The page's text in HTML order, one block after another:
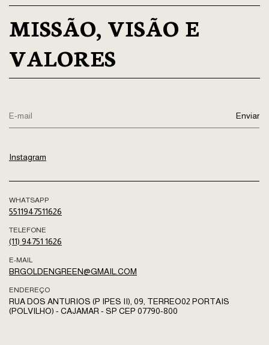
MISSÃO, VISÃO E
VALORES
Instagram
WHATSAPP
5511947511626
TELEFONE
(11) 94751 1626
E-MAIL
BRGOLDENGREEN@GMAIL.COM
ENDEREÇO
RUA DOS ANTURIOS (P IPES II), 09, TERREO02 PORTAIS
(POLVILHO) - CAJAMAR - SP CEP 07790-800